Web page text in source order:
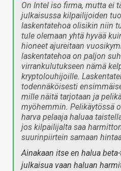
On Intel iso firma, mutta ei
julkaisussa kilpailijoiden
laskentatehoa olisikin niin
tule olemaan yhtä hyvää
hioneet ajureitaan
laskentatehoa on paljon
virrankulutukseen nämä
kryptolouhijoille.
todennäköisesti
mille näitä tarjotaan ja
myöhemmin. Pelikäytössä
harva pelaaja haluaa
jos kilpailijalta saa
suurinpiirtein samaan
Ainakaan itse en halua
julkaisua vaan haluan